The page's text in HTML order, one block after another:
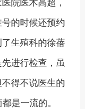
的时候还预约
生殖科的徐蓓
进行检查，虽
得不说医生的
是一流的。